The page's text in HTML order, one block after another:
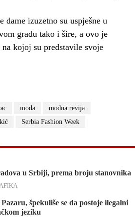
dame izuzetno su uspješne u
gradu tako i šire, a ovo je
kojoj su predstavile svoje
moda
modna revija
Serbia Fashion Week
u Srbiji, prema broju stanovnika
špekuliše se da postoje ilegalni
jeziku